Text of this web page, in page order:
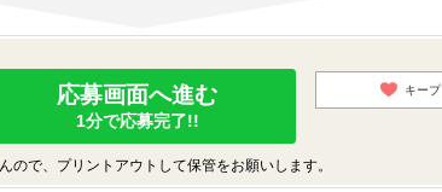
応募画面へ進む
1分で応募完了!!
キープ
で、プリントアウトして保管をお願いします。